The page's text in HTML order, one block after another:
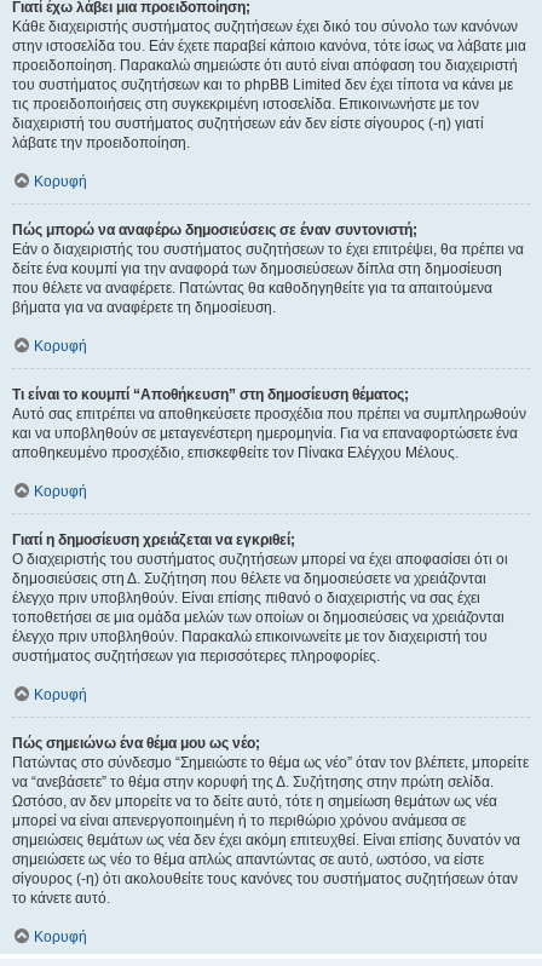
Γιατί έχω λάβει μια προειδοποίηση;
Κάθε διαχειριστής συστήματος συζητήσεων έχει δικό του σύνολο των κανόνων
στην ιστοσελίδα του. Εάν έχετε παραβεί κάποιο κανόνα, τότε ίσως να λάβατε μια
προειδοποίηση. Παρακαλώ σημειώστε ότι αυτό είναι απόφαση του διαχειριστή
του συστήματος συζητήσεων και το phpBB Limited δεν έχει τίποτα να κάνει με
τις προειδοποιήσεις στη συγκεκριμένη ιστοσελίδα. Επικοινωνήστε με τον
διαχειριστή του συστήματος συζητήσεων εάν δεν είστε σίγουρος (-η) γιατί
λάβατε την προειδοποίηση.
Κορυφή
Πώς μπορώ να αναφέρω δημοσιεύσεις σε έναν συντονιστή;
Εάν ο διαχειριστής του συστήματος συζητήσεων το έχει επιτρέψει, θα πρέπει να
δείτε ένα κουμπί για την αναφορά των δημοσιεύσεων δίπλα στη δημοσίευση
που θέλετε να αναφέρετε. Πατώντας θα καθοδηγηθείτε για τα απαιτούμενα
βήματα για να αναφέρετε τη δημοσίευση.
Κορυφή
Τι είναι το κουμπί “Αποθήκευση” στη δημοσίευση θέματος;
Αυτό σας επιτρέπει να αποθηκεύσετε προσχέδια που πρέπει να συμπληρωθούν
και να υποβληθούν σε μεταγενέστερη ημερομηνία. Για να επαναφορτώσετε ένα
αποθηκευμένο προσχέδιο, επισκεφθείτε τον Πίνακα Ελέγχου Μέλους.
Κορυφή
Γιατί η δημοσίευση χρειάζεται να εγκριθεί;
Ο διαχειριστής του συστήματος συζητήσεων μπορεί να έχει αποφασίσει ότι οι
δημοσιεύσεις στη Δ. Συζήτηση που θέλετε να δημοσιεύσετε να χρειάζονται
έλεγχο πριν υποβληθούν. Είναι επίσης πιθανό ο διαχειριστής να σας έχει
τοποθετήσει σε μια ομάδα μελών των οποίων οι δημοσιεύσεις να χρειάζονται
έλεγχο πριν υποβληθούν. Παρακαλώ επικοινωνείτε με τον διαχειριστή του
συστήματος συζητήσεων για περισσότερες πληροφορίες.
Κορυφή
Πώς σημειώνω ένα θέμα μου ως νέο;
Πατώντας στο σύνδεσμο “Σημειώστε το θέμα ως νέο” όταν τον βλέπετε, μπορείτε
να “ανεβάσετε” το θέμα στην κορυφή της Δ. Συζήτησης στην πρώτη σελίδα.
Ωστόσο, αν δεν μπορείτε να το δείτε αυτό, τότε η σημείωση θεμάτων ως νέα
μπορεί να είναι απενεργοποιημένη ή το περιθώριο χρόνου ανάμεσα σε
σημειώσεις θεμάτων ως νέα δεν έχει ακόμη επιτευχθεί. Είναι επίσης δυνατόν να
σημειώσετε ως νέο το θέμα απλώς απαντώντας σε αυτό, ωστόσο, να είστε
σίγουρος (-η) ότι ακολουθείτε τους κανόνες του συστήματος συζητήσεων όταν
το κάνετε αυτό.
Κορυφή